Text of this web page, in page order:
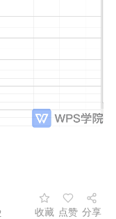
收藏 点赞 分享